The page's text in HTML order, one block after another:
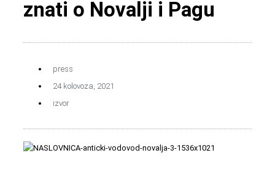
znati o Novalji i Pagu
press
24 kolovoza, 2021
izvor